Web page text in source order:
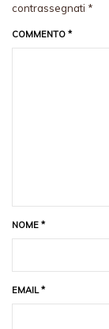
contrassegnati *
COMMENTO *
NOME *
EMAIL*